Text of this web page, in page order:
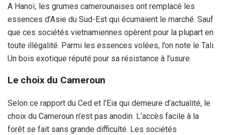
A Hanoï, les grumes camerounaises ont remplacé les
essences d’Asie du Sud-Est qui écumaient le marché. Sauf
que ces sociétés vietnamiennes opèrent pour la plupart en
toute illégalité. Parmi les essences volées, l’on note le Tali.
Un bois exotique réputé pour sa résistance à l’usure.
Le choix du Cameroun
Selon ce rapport du Ced et l’Eia qui demeure d’actualité, le
choix du Cameroun n’est pas anodin. L’accès facile à la
forêt se fait sans grande difficulté. Les sociétés